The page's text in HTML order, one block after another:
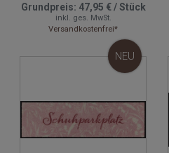
Grundpreis: 47,95 €/Stück
inkl. ges. MwSt.
Versandkostenfrei*
NEU